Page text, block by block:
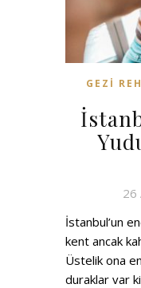
GEZI
26
İstanbul’un
kent ancak
Üstelik ona
duraklar var